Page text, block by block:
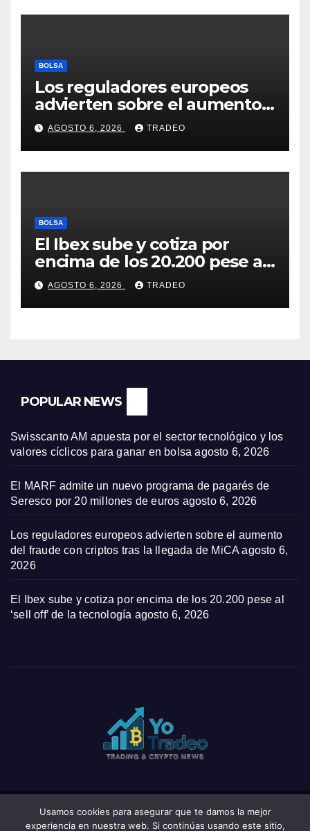
BOLSA
Los reguladores europeos
advierten sobre el aumento
del fraude con criptos tras la
llegada de MiCA
AGOSTO 6, 2026 TRADEO
BOLSA
El Ibex sube y cotiza por
encima de los 20.200 pese al
‘sell off’ de la tecnología
AGOSTO 6, 2026 TRADEO
POPULAR NEWS
Swisscanto AM apuesta por el sector tecnológico y los
valores cíclicos para ganar en bolsa agosto 6, 2026
El MARF admite un nuevo programa de pagarés de
Seresco por 20 millones de euros agosto 6, 2026
Los reguladores europeos advierten sobre el aumento
del fraude con criptos tras la llegada de MiCA agosto 6,
2026
El Ibex sube y cotiza por encima de los 20.200 pese al
‘sell off’ de la tecnología agosto 6, 2026
Funciona gracias a WordPress|Tema: News Click deThemeansar
Usamos cookies para asegurar que te damos la mejor
experiencia en nuestra web. Si continúas usando este sitio,